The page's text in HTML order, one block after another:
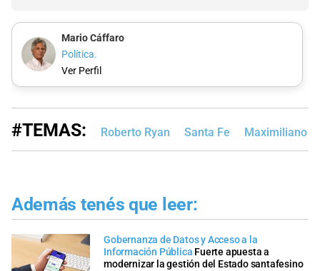
Mario Cáffaro
Política.
Ver Perfil
#TEMAS: Roberto Ryan Santa Fe Maximiliano
Además tenés que leer:
Gobernanza de Datos y Acceso a la
Información Pública Fuerte apuesta a
modernizar la gestión del Estado santafesino